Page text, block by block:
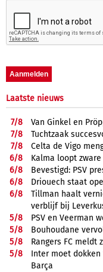
Laatste nieuws
7/8
Van Ginkel en
7/8
Tuchtzaak
7/8
Celta de Vigo
6/8
Kalma loopt
6/8
Bevestigd: PSV
6/8
Driouech staat
6/8
Tillman haalt
verblijf bij
5/8
PSV en Veerman
5/8
Bouhoudane
5/8
Rangers FC meldt
5/8
Inter moet
Barça